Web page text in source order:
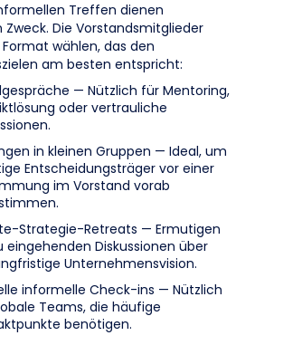
Treffen dienen
Die Vorstandsmitglieder
wählen, das den
am besten entspricht:
— Nützlich für Mentoring,
oder vertrauliche
in kleinen Gruppen — Ideal, um
Entscheidungsträger vor einer
im Vorstand vorab
Strategie-Retreats — Ermutigen
eingehenden Diskussionen über
Unternehmensvision.
informelle Check-ins — Nützlich
Teams, die häufige
benötigen.